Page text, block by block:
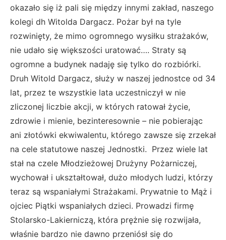
okazało się iż pali się między innymi zakład, naszego
kolegi dh Witolda Dargacz. Pożar był na tyle
rozwinięty, że mimo ogromnego wysiłku strażaków,
nie udało się większości uratować…. Straty są
ogromne a budynek nadaję się tylko do rozbiórki.
Druh Witold Dargacz, służy w naszej jednostce od 34
lat, przez te wszystkie lata uczestniczył w nie
zliczonej liczbie akcji, w których ratował życie,
zdrowie i mienie, bezinteresownie – nie pobierając
ani złotówki ekwiwalentu, którego zawsze się zrzekał
na cele statutowe naszej Jednostki. Przez wiele lat
stał na czele Młodzieżowej Drużyny Pożarniczej,
wychował i ukształtował, dużo młodych ludzi, którzy
teraz są wspaniałymi Strażakami. Prywatnie to Mąż i
ojciec Piątki wspaniałych dzieci. Prowadzi firmę
Stolarsko-Lakierniczą, która prężnie się rozwijała,
właśnie bardzo nie dawno przeniósł się do